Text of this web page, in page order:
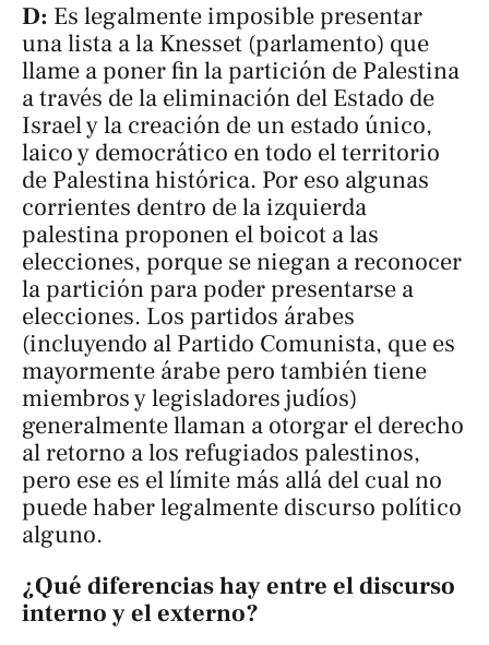
D: Es legalmente imposible presentar
una lista a la Knesset (parlamento) que
llame a poner fin la partición de Palestina
a través de la eliminación del Estado de
Israel y la creación de un estado único,
laico y democrático en todo el territorio
de Palestina histórica. Por eso algunas
corrientes dentro de la izquierda
palestina proponen el boicot a las
elecciones, porque se niegan a reconocer
la partición para poder presentarse a
elecciones. Los partidos árabes
(incluyendo al Partido Comunista, que es
mayormente árabe pero también tiene
miembros y legisladores judíos)
generalmente llaman a otorgar el derecho
al retorno a los refugiados palestinos,
pero ese es el límite más allá del cual no
puede haber legalmente discurso político
alguno.
¿Qué diferencias hay entre el discurso
interno y el externo?